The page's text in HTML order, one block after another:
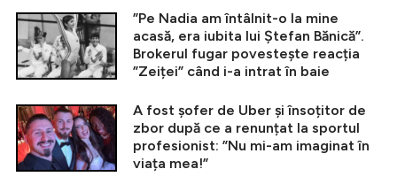
”Pe Nadia am întâlnit-o la mine
acasă, era iubita lui Ștefan Bănică”.
Brokerul fugar povestește reacția
”Zeiței” când i-a intrat în baie
A fost șofer de Uber și însoțitor de
zbor după ce a renunțat la sportul
profesionist: ”Nu mi-am imaginat în
viața mea!”